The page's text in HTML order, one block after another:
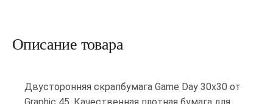
Описание товара
Двусторонняя скрапбумага Game Day 30x30 от